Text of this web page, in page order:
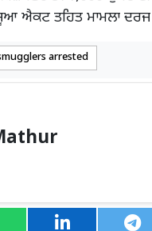
ਐਕਟ ਤਹਿਤ ਮਾਮਲਾ
arrested